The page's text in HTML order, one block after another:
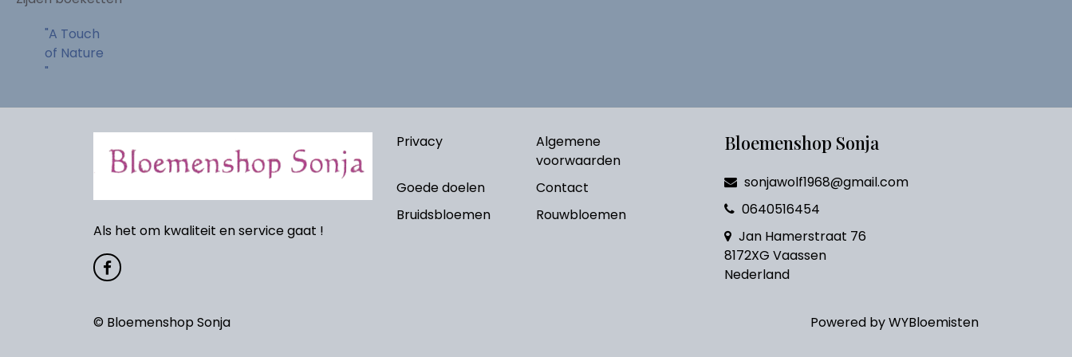
"A Touch
of Nature
"
Als het om kwaliteit en service gaat !
Privacy
Algemene
voorwaarden
Goede doelen
Contact
Bruidsbloemen
Rouwbloemen
Bloemenshop Sonja
sonjawolf1968@gmail.com
0640516454
Jan Hamerstraat 76
8172XG Vaassen
Nederland
© Bloemenshop Sonja Powered byWYBloemisten